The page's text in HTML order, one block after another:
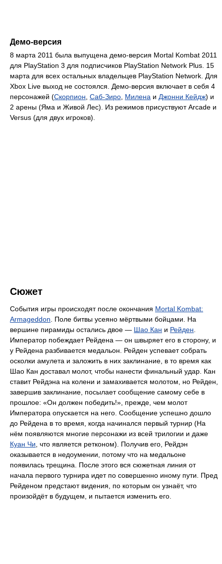
Демо-версия
8 марта 2011 была выпущена демо-версия Mortal Kombat 2011
для PlayStation 3 для подписчиков PlayStation Network Plus. 15
марта для всех остальных владельцев PlayStation Network. Для
Xbox Live выход не состоялся. Демо-версия включает в себя 4
персонажей (Скорпион Саб-Зиро Милена и Джонни Кейдж) и
2 арены (Яма и Живой Лес). Из режимов присуствуют Arcade и
Versus (для двух игроков).
Сюжет
События игры происходят после окончания Mortal Kombat:
Armageddon . Поле битвы усеяно мёртвыми бойцами. На
вершине пирамиды остались двое — Шао Кан и Рейден
Император побеждает Рейдена — он швыряет его в сторону, и
у Рейдена разбивается медальон. Рейден успевает собрать
осколки амулета и заложить в них заклинание, в то время как
Шао Кан доставал молот, чтобы нанести финальный удар. Кан
ставит Рейдэна на колени и замахивается молотом, но Рейден,
завершив заклинание, посылает сообщение самому себе в
прошлое: «Он должен победить!», прежде, чем молот
Императора опускается на него. Сообщение успешно дошло
до Рейдена в то время, когда начинался первый турнир (На
нём появляются многие персонажи из всей трилогии и даже
Куан Чи , что является ретконом). Получив его, Рейдэн
оказывается в недоумении, потому что на медальоне
появилась трещина. После этого вся сюжетная линия от
начала первого турнира идет по совершенно иному пути. Пред
Рейденом предстают видения, по которым он узнаёт, что
произойдёт в будущем, и пытается изменить его.